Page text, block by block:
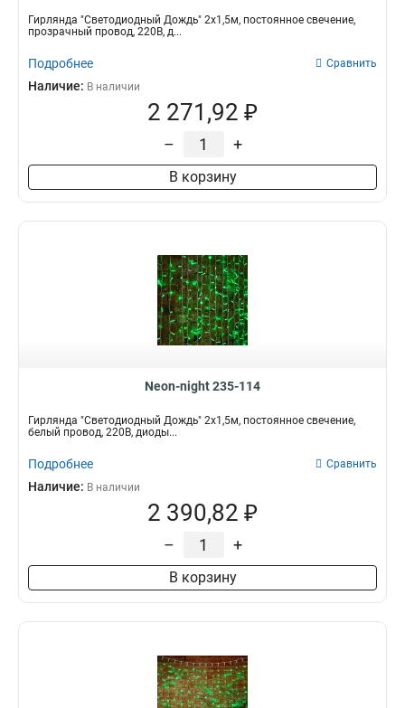
Гирлянда "Светодиодный Дождь" 2х1,5м, постоянное свечение,
прозрачный провод, 220В, д...
Подробнее Сравнить
Наличие: В наличии
2 271,92 ₽
– +
В корзину
Neon-night 235-114
Гирлянда "Светодиодный Дождь" 2х1,5м, постоянное свечение,
белый провод, 220В, диоды...
Подробнее Сравнить
Наличие: В наличии
2 390,82 ₽
– +
В корзину